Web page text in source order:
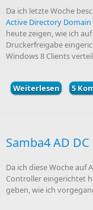
Da ich letzte Woche
Active Directory
heute zeigen, wie ich
Druckerfreigabe
Windows 8 Clients
Weiterlesenüber
5
Samba4 AD DC
Da ich diese Woche auf
Controller eingerichtet
geben, wie ich